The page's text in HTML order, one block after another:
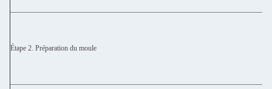
Étape 2. Préparation du moule